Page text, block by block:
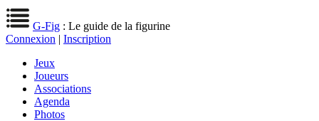
G-Fig : Le guide de la figurine
Connexion | Inscription
Jeux
Joueurs
Associations
Agenda
Photos